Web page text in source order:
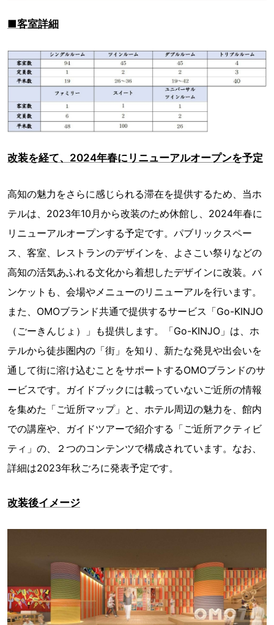
■客室詳細
改装を経て、2024年春にリニューアルオープンを予定
高知の魅力をさらに感じられる滞在を提供するため、当ホ
テルは、2023年10月から改装のため休館し、2024年春に
リニューアルオープンする予定です。パブリックスペー
ス、客室、レストランのデザインを、よさこい祭りなどの
高知の活気あふれる文化から着想したデザインに改装。バ
ンケットも、会場やメニューのリニューアルを行います。
また、OMOブランド共通で提供するサービス「Go-KINJO
（ごーきんじょ）」も提供します。「Go-KINJO」は、ホ
テルから徒歩圏内の「街」を知り、新たな発見や出会いを
通して街に溶け込むことをサポートするOMOブランドのサ
ービスです。ガイドブックには載っていないご近所の情報
を集めた「ご近所マップ」と、ホテル周辺の魅力を、館内
での講座や、ガイドツアーで紹介する「ご近所アクティビ
ティ」の、２つのコンテンツで構成されています。なお、
詳細は2023年秋ごろに発表予定です。
改装後イメージ